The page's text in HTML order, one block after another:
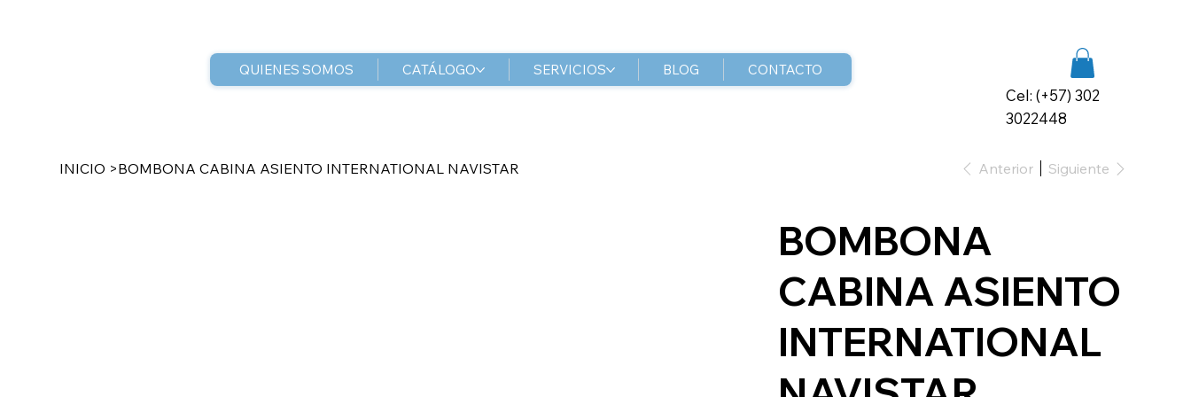
QUIENES SOMOS CATÁLOGO SERVICIOS BLOG CONTACTO
Cel: (+57) 302
3022448
INICIO >BOMBONA CABINA ASIENTO INTERNATIONAL NAVISTAR Anterior Siguiente
BOMBONA
CABINA ASIENTO
INTERNATIONAL